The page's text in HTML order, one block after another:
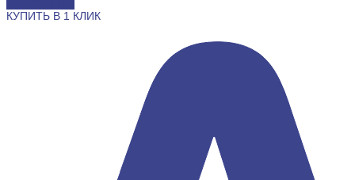
КУПИТЬ В 1 КЛИК